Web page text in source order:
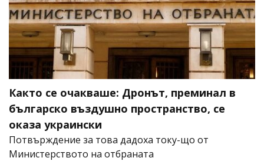
Както се очакваше: Дронът, преминал в
българско въздушно пространство, се
оказа украински
Потвърждение за това дадоха току-що от
Министерството на отбраната